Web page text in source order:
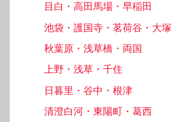
目白・高田馬場・早稲田
池袋・護国寺・茗荷谷・大塚
秋葉原・浅草橋・両国
上野・浅草・千住
日暮里・谷中・根津
清澄白河・東陽町・葛西